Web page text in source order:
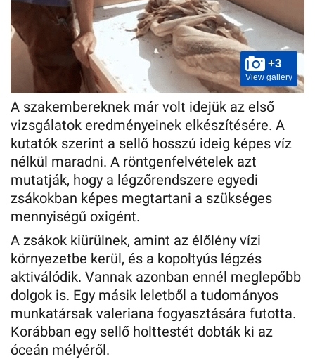
+3
View gallery
A szakembereknek már volt idejük az első
vizsgálatok eredményeinek elkészítésére. A
kutatók szerint a sellő hosszú ideig képes víz
nélkül maradni. A röntgenfelvételek azt
mutatják, hogy a légzőrendszere egyedi
zsákokban képes megtartani a szükséges
mennyiségű oxigént.
A zsákok kiürülnek, amint az élőlény vízi
környezetbe kerül, és a kopoltyús légzés
aktiválódik. Vannak azonban ennél meglepőbb
dolgok is. Egy másik leletből a tudományos
munkatársak valeriana fogyasztására futotta.
Korábban egy sellő holttestét dobták ki az
óceán mélyéről.